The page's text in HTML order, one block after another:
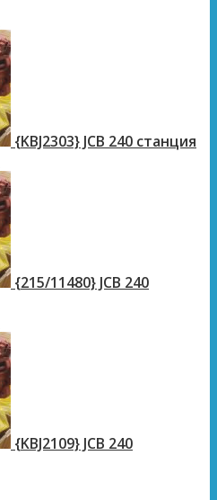
{KBJ2303} JCB 240 станция
{215/11480} JCB 240
{KBJ2109} JCB 240